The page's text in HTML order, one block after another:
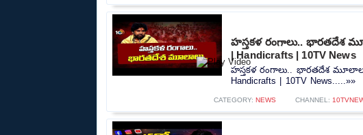
హస్తకళ రంగాలు.. భారతదేశ
| Handicrafts | 10TV News
హస్తకళ రంగాలు.. భారతదేశ
Handicrafts | 10TV News.....»»
CATEGORY: NEWS CHANNEL: